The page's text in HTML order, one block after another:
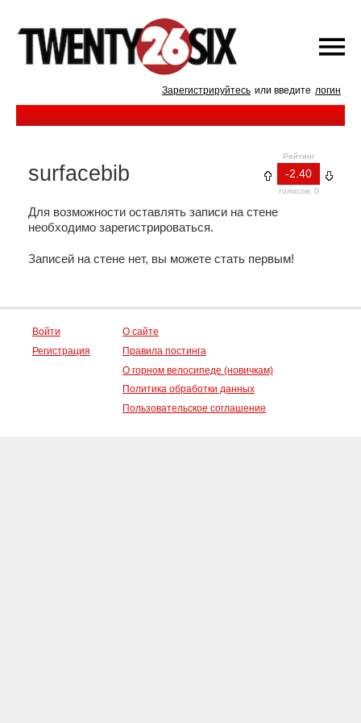
Зарегистрируйтесь или введите логин
Рейтинг
-2.40
голосов: 0
surfacebib
Для возможности оставлять записи на стене
необходимо зарегистрироваться.
Записей на стене нет, вы можете стать первым!
Войти
Регистрация
О сайте
Правила постинга
О горном велосипеде (новичкам)
Политика обработки данных
Пользовательское соглашение